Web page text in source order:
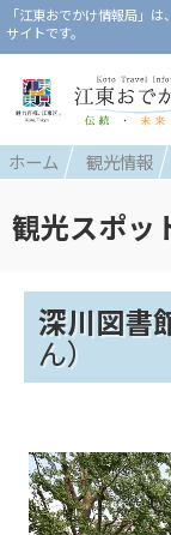
「江東おでかけ情報局」
サイトです。
ホーム 観光情報
観光スポッ
深川図書
ん）